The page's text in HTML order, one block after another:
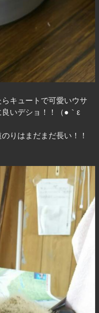
らキュートで可愛いウサ
いデショ！！（●｀ε
りはまだまだ長い！！